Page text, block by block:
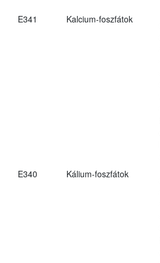
E341 Kalcium-foszfátok
E340 Kálium-foszfátok